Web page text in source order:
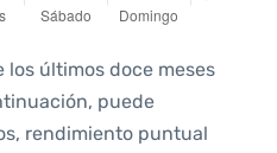
los últimos doce meses
puede
rendimiento puntual